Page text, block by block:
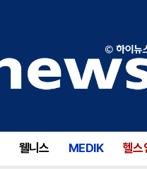
웰니스 MEDIK 헬스